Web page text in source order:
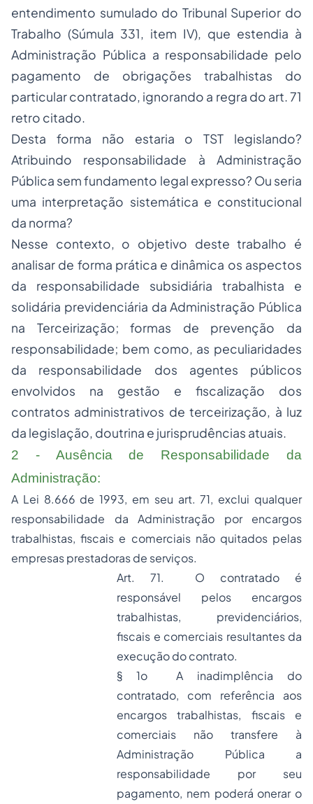
entendimento sumulado do Tribunal Superior do
Trabalho (Súmula 331, item IV), que estendia à
Administração Pública a responsabilidade pelo
pagamento de obrigações trabalhistas do
particular contratado, ignorando a regra do art. 71
retro citado.
Desta forma não estaria o TST legislando?
Atribuindo responsabilidade à Administração
Pública sem fundamento legal expresso? Ou seria
uma interpretação sistemática e constitucional
da norma?
Nesse contexto, o objetivo deste trabalho é
analisar de forma prática e dinâmica os aspectos
da responsabilidade subsidiária trabalhista e
solidária previdenciária da Administração Pública
na Terceirização; formas de prevenção da
responsabilidade; bem como, as peculiaridades
da responsabilidade dos agentes públicos
envolvidos na gestão e fiscalização dos
contratos administrativos de terceirização, à luz
da legislação, doutrina e jurisprudências atuais.
2 - Ausência de Responsabilidade da
Administração:
A Lei 8.666 de 1993, em seu art. 71, exclui qualquer
responsabilidade da Administração por encargos
trabalhistas, fiscais e comerciais não quitados pelas
empresas prestadoras de serviços.
Art. 71. O contratado é
responsável pelos encargos
trabalhistas, previdenciários,
fiscais e comerciais resultantes da
execução do contrato.
§ 1o A inadimplência do
contratado, com referência aos
encargos trabalhistas, fiscais e
comerciais não transfere à
Administração Pública a
responsabilidade por seu
pagamento, nem poderá onerar o